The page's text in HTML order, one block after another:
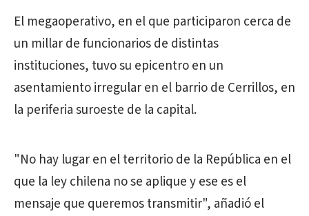
El megaoperativo, en el que participaron cerca de
un millar de funcionarios de distintas
instituciones, tuvo su epicentro en un
asentamiento irregular en el barrio de Cerrillos, en
la periferia suroeste de la capital.
"No hay lugar en el territorio de la República en el
que la ley chilena no se aplique y ese es el
mensaje que queremos transmitir", añadió el